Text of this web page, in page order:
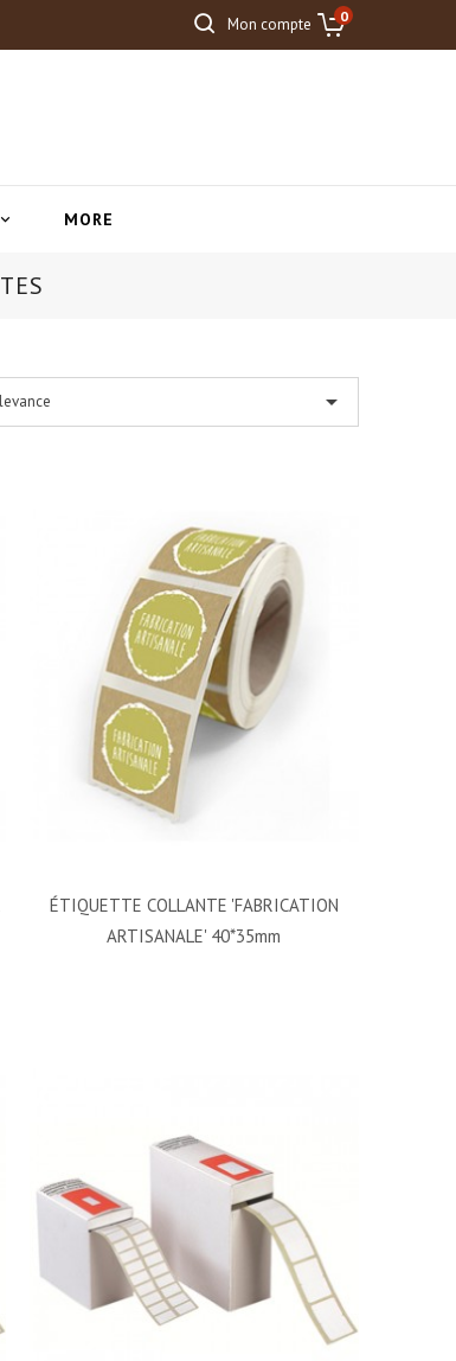
Mon compte 0
 MORE

ÉTIQUETTE COLLANTE 'FABRICATION
ARTISANALE' 40*35mm